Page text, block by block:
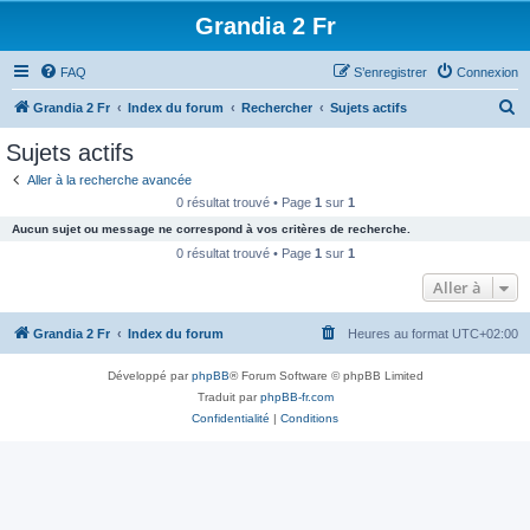
Grandia 2 Fr
FAQ Connexion
S’enregistrer
Grandia 2 Fr Index du forum Rechercher Sujets actifs
c
e
Sujets actifs
Aller à la recherche avancée
0 résultat trouvé • Page 1 sur 1
Aucun sujet ou message ne correspond à vos critères de recherche.
0 résultat trouvé • Page 1 sur 1
Aller à
Grandia 2 Fr Index du forum Heures au format UTC+02:00
Développé parphpBB® Forum Software © phpBB Limited
Traduit parphpBB-fr.com
Confidentialité | Conditions